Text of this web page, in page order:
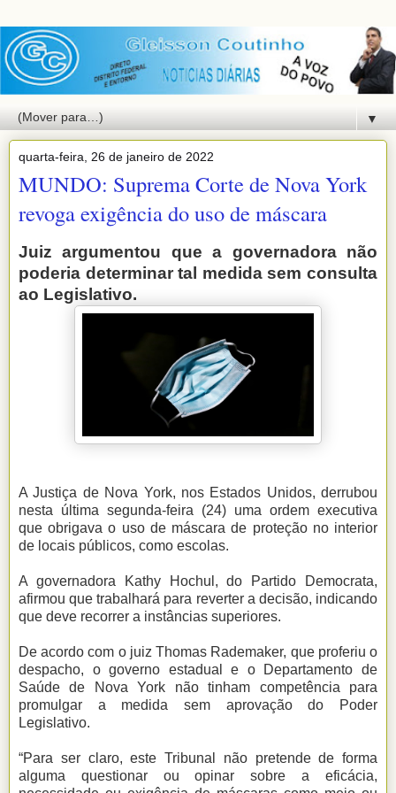
▼
quarta-feira, 26 de janeiro de 2022
MUNDO: Suprema Corte de Nova York
revoga exigência do uso de máscara
Juiz argumentou que a governadora não
poderia determinar tal medida sem consulta
ao Legislativo.
A Justiça de Nova York, nos Estados Unidos, derrubou
nesta última segunda-feira (24) uma ordem executiva
que obrigava o uso de máscara de proteção no interior
de locais públicos, como escolas.
A governadora Kathy Hochul, do Partido Democrata,
afirmou que trabalhará para reverter a decisão, indicando
que deve recorrer a instâncias superiores.
De acordo com o juiz Thomas Rademaker, que proferiu o
despacho, o governo estadual e o Departamento de
Saúde de Nova York não tinham competência para
promulgar a medida sem aprovação do Poder
Legislativo.
“Para ser claro, este Tribunal não pretende de forma
alguma questionar ou opinar sobre a eficácia,